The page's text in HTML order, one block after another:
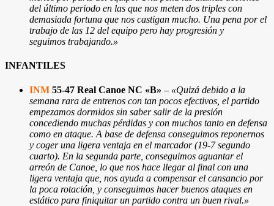
del último periodo en las que nos meten dos triples con
demasiada fortuna que nos castigan mucho. Una pena por el
trabajo de las 12 del equipo pero hay progresión y
seguimos trabajando.»
INFANTILES
INM 55-47 Real Canoe NC «B» – «Quizá debido a la
semana rara de entrenos con tan pocos efectivos, el partido
empezamos dormidos sin saber salir de la presión
concediendo muchas pérdidas y con muchos tanto en defensa
como en ataque. A base de defensa conseguimos reponernos
y coger una ligera ventaja en el marcador (19-7 segundo
cuarto). En la segunda parte, conseguimos aguantar el
arreón de Canoe, lo que nos hace llegar al final con una
ligera ventaja que, nos ayuda a compensar el cansancio por
la poca rotación, y conseguimos hacer buenos ataques en
estático para finiquitar un partido contra un buen rival.»